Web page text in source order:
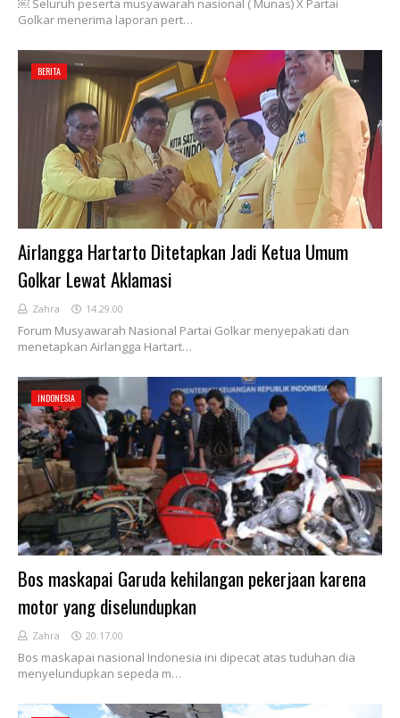
￼ Seluruh peserta musyawarah nasional ( Munas) X Partai
Golkar menerima laporan pert…
BERITA
Airlangga Hartarto Ditetapkan Jadi Ketua Umum
Golkar Lewat Aklamasi
Zahra 14.29.00
Forum Musyawarah Nasional Partai Golkar menyepakati dan
menetapkan Airlangga Hartart…
INDONESIA
Bos maskapai Garuda kehilangan pekerjaan karena
motor yang diselundupkan
Zahra 20.17.00
Bos maskapai nasional Indonesia ini dipecat atas tuduhan dia
menyelundupkan sepeda m…